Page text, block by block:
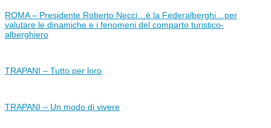
ROMA – Presidente Roberto Necci…è la Federalberghi…per
valutare le dinamiche e i fenomeni del comparto turistico-
alberghiero
TRAPANI – Tutto per loro
TRAPANI – Un modo di vivere